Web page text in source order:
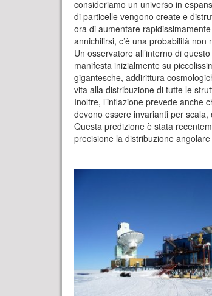
consideriamo un universo in
di particelle vengono create e
ora di aumentare
annichilirsi, c’è una probabilità
Un osservatore all’interno di
manifesta inizialmente su
gigantesche, addirittura
vita alla distribuzione di tutte le
Inoltre, l’inflazione prevede anche
devono essere invarianti per
Questa predizione è stata
precisione la distribuzione